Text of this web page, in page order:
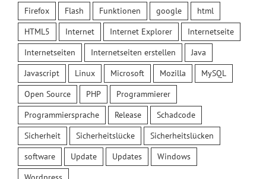
Firefox
Flash Funktionen google
html
HTML5
Internet Internet Explorer
Internetseite
Internetseiten
Internetseiten erstellen
Java
Javascript
Linux Microsoft Mozilla
MySQL
Open Source
PHP
Programmierer
Programmiersprache
Release
Schadcode
Sicherheit
Sicherheitslücke
Sicherheitslücken
software
Update Updates
Windows